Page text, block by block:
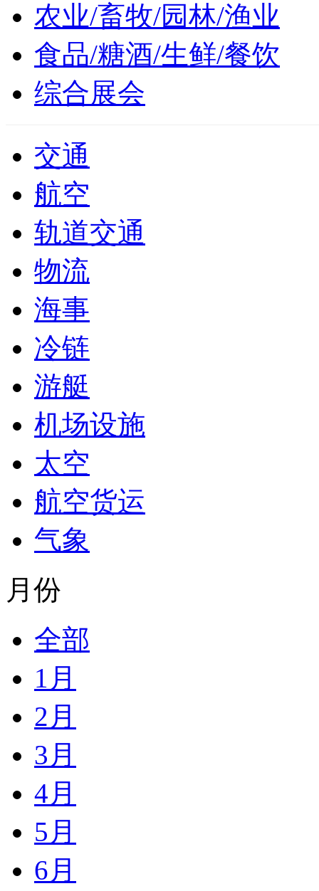
农业/畜牧/园林/渔业
食品/糖酒/生鲜/餐饮
综合展会
交通
航空
轨道交通
物流
海事
冷链
游艇
机场设施
太空
航空货运
气象
月份
全部
1月
2月
3月
4月
5月
6月